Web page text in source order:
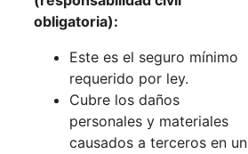
obligatoria):
Este es el seguro mínimo
requerido por ley.
Cubre los daños
personales y materiales
causados a terceros en un